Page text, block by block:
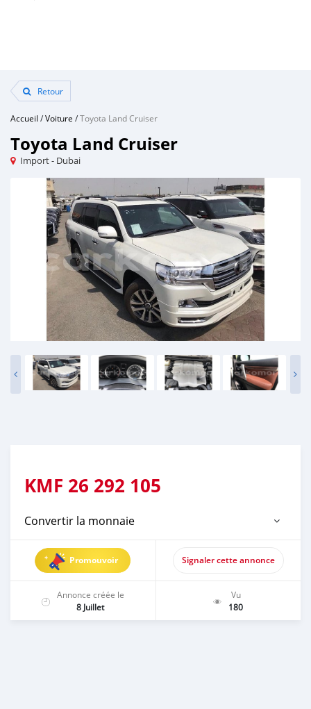
Retour
Accueil /Voiture /Toyota Land Cruiser
Toyota Land Cruiser
Import - Dubai
KMF 26 292 105
Convertir la monnaie
Promouvoir Signaler cette annonce
Annonce créée le
8 Juillet
Vu
180